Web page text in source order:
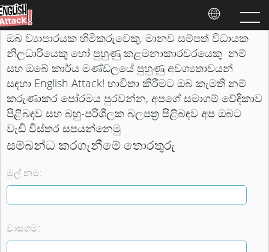
ඔබ ව්‍යාපාරයක හිමිකරුවෙකු, මානව සම්පත් විධායක
නිලධාරියෙකු හෝ පුහුණු කළමනාකාරවරයෙකු නම්
සහ ඔබේ කාර්ය මණ්ඩලයේ පුහුණු අවශ්‍යතාවයන්
සඳහා English Attack! භාවිතා කිරීමට ඔබ කැමති නම්
කරුණාකර පෝරමය පුරවන්න, අපගේ සමාගම් වේදිකාව
පිළිබඳව සහ බහු-පරිශීලක බලපත්‍ර පිළිබඳව අප ඔබට
වැඩි විස්තර සපයන්නෙමු
සම්බන්ධ කරගැනීමේ තොරතුරු
මුල් නම:
වාසගම: